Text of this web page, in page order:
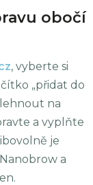
obočí
, vyberte si
„přidat do
na
a vyplňte
je
a